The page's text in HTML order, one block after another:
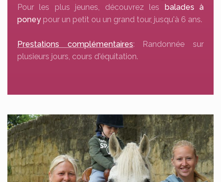
Pour les plus jeunes, découvrez les balades à
poney pour un petit ou un grand tour, jusqu'à 6 ans.
Prestations complémentaires: Randonnée sur
plusieurs jours, cours d'équitation.